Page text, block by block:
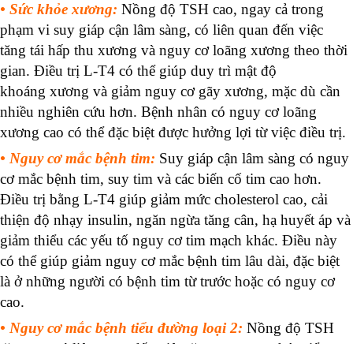
• Sức khỏe xương: Nồng độ TSH cao, ngay cả trong
phạm vi suy giáp cận lâm sàng, có liên quan đến việc
tăng tái hấp thu xương và nguy cơ loãng xương theo thời
gian. Điều trị L-T4 có thể giúp duy trì mật độ
khoáng xương và giảm nguy cơ gãy xương, mặc dù cần
nhiều nghiên cứu hơn. Bệnh nhân có nguy cơ loãng
xương cao có thể đặc biệt được hưởng lợi từ việc điều trị.
• Nguy cơ mắc bệnh tim: Suy giáp cận lâm sàng có nguy
cơ mắc bệnh tim, suy tim và các biến cố tim cao hơn.
Điều trị bằng L-T4 giúp giảm mức cholesterol cao, cải
thiện độ nhạy insulin, ngăn ngừa tăng cân, hạ huyết áp và
giảm thiểu các yếu tố nguy cơ tim mạch khác. Điều này
có thể giúp giảm nguy cơ mắc bệnh tim lâu dài, đặc biệt
là ở những người có bệnh tim từ trước hoặc có nguy cơ
cao.
• Nguy cơ mắc bệnh tiểu đường loại 2: Nồng độ TSH